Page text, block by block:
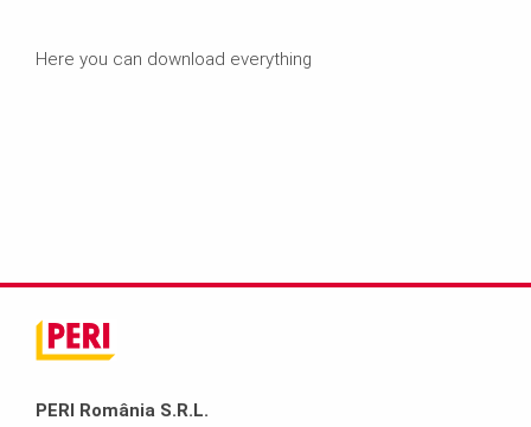
Here you can download everything
PERI România S.R.L.